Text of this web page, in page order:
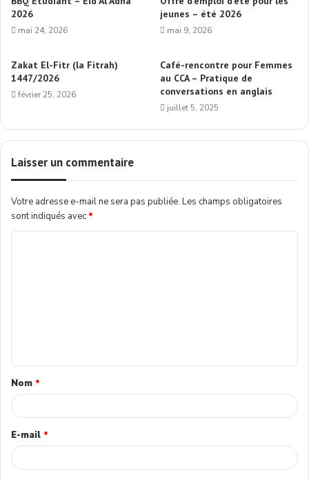
2026
mai 24, 2026
jeunes – été 2026
mai 9, 2026
Zakat El-Fitr (la Fitrah)
1447/2026
février 25, 2026
Café-rencontre pour Femmes
au CCA – Pratique de
conversations en anglais
juillet 5, 2025
Laisser un commentaire
Votre adresse e-mail ne sera pas publiée. Les champs obligatoires
sont indiqués avec *
Nom *
E-mail *